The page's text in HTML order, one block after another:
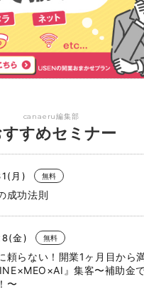
canaeru編集部
すめセミナー
月) 無料
成功法則
金) 無料
頼らない！開業1ヶ月目から
』集客〜補助金
〜